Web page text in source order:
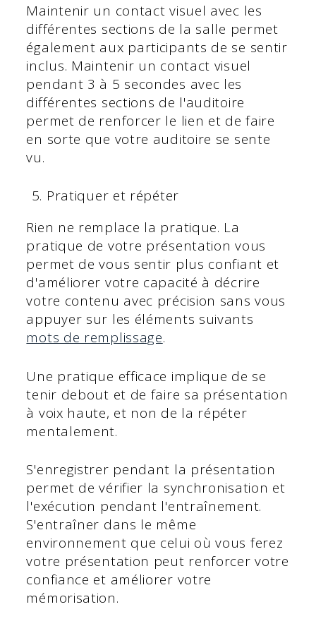
Maintenir un contact visuel avec les
différentes sections de la salle permet
également aux participants de se sentir
inclus. Maintenir un contact visuel
pendant 3 à 5 secondes avec les
différentes sections de l'auditoire
permet de renforcer le lien et de faire
en sorte que votre auditoire se sente
vu.
Pratiquer et répéter
Rien ne remplace la pratique. La
pratique de votre présentation vous
permet de vous sentir plus confiant et
d'améliorer votre capacité à décrire
votre contenu avec précision sans vous
appuyer sur les éléments suivants
mots de remplissage.
Une pratique efficace implique de se
tenir debout et de faire sa présentation
à voix haute, et non de la répéter
mentalement.
S'enregistrer pendant la présentation
permet de vérifier la synchronisation et
l'exécution pendant l'entraînement.
S'entraîner dans le même
environnement que celui où vous ferez
votre présentation peut renforcer votre
confiance et améliorer votre
mémorisation.